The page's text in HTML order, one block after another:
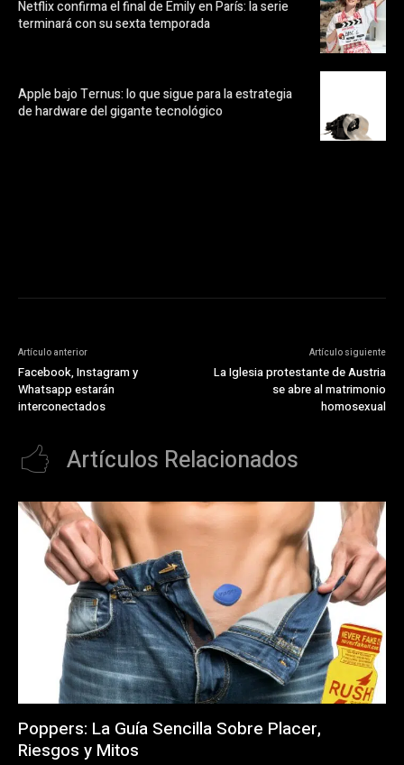
Netflix confirma el final de Emily en París: la serie
terminará con su sexta temporada
Apple bajo Ternus: lo que sigue para la estrategia
de hardware del gigante tecnológico
Artículo anterior
Facebook, Instagram y
Whatsapp estarán
interconectados
Artículo siguiente
La Iglesia protestante de Austria
se abre al matrimonio
homosexual
Artículos Relacionados
Poppers: La Guía Sencilla Sobre Placer,
Riesgos y Mitos